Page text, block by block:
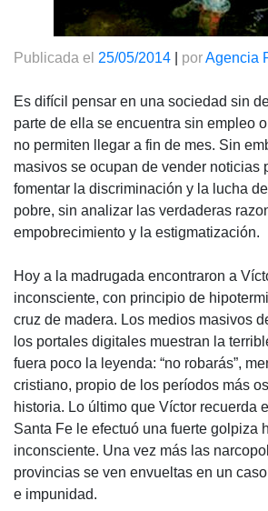
Publicada el 25/05/2014 porAgencia
Es difícil pensar en una sociedad sin
parte de ella se encuentra sin empleo
no permiten llegar a fin de mes. Sin
masivos se ocupan de vender noticias
fomentar la discriminación y la lucha
pobre, sin analizar las verdaderas
empobrecimiento y la estigmatización.
Hoy a la madrugada encontraron a
inconsciente, con principio de
cruz de madera. Los medios masivos
los portales digitales muestran la
fuera poco la leyenda: “no robarás”,
cristiano, propio de los períodos más
historia. Lo último que Víctor recuerda
Santa Fe le efectuó una fuerte golpiza
inconsciente. Una vez más las
provincias se ven envueltas en un
e impunidad.